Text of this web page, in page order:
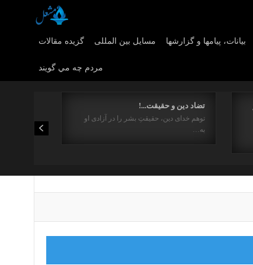
گزیده مقالات مسایل بین المللی بیانات، پیامها و گزارشها
مردم چه مي گويند
تضاد دین و حقیقت...!
توهم خدای دین، حقیقتِ بشر را در آزادی او
به…